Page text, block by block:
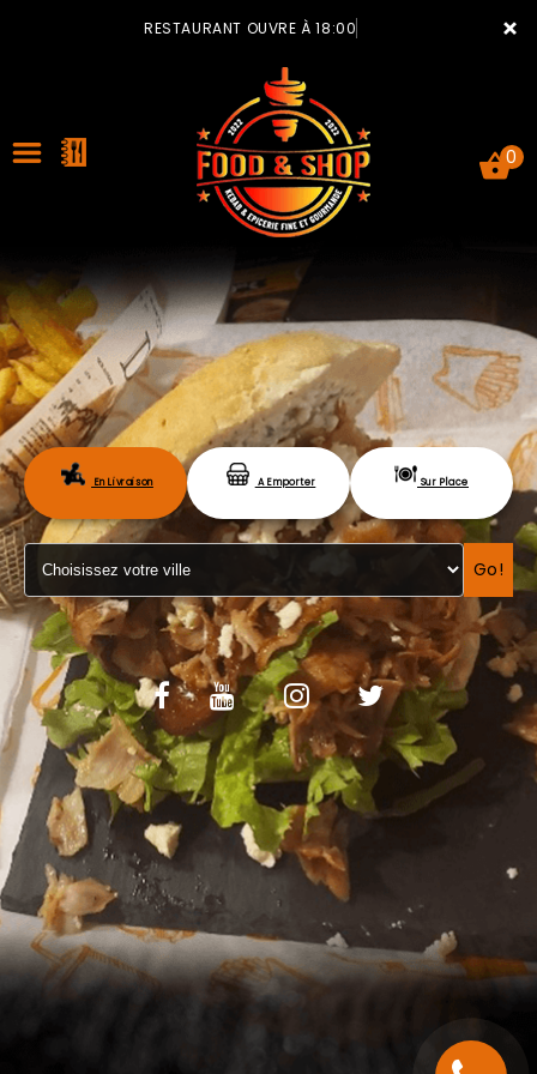
×
RESTAURANT OUVRE À 18:00
ACCUEIL
LA CARTE
VOTRE COMPTE
NOTRE RESTAURANT
VOS AVIS
MENTIONS LÉGALES
C.G.V
0
En Livraison A Emporter Sur Place
Go!